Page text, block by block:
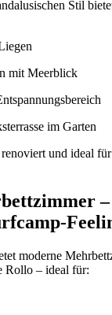
Stil
mit Meerblick
im Garten
und ideal
moderne
Rollo – ideal für: